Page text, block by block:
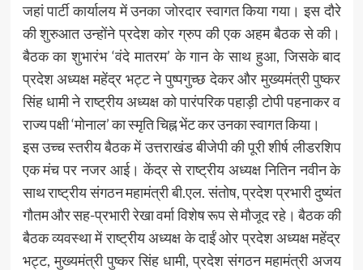
जहां पार्टी कार्यालय में उनका जोरदार स्वागत किया गया। इस दौरे
की शुरुआत उन्होंने प्रदेश कोर ग्रुप की एक अहम बैठक से की।
बैठक का शुभारंभ ‘वंदे मातरम’ के गान के साथ हुआ, जिसके बाद
प्रदेश अध्यक्ष महेंद्र भट्ट ने पुष्पगुच्छ देकर और मुख्यमंत्री पुष्कर
सिंह धामी ने राष्ट्रीय अध्यक्ष को पारंपरिक पहाड़ी टोपी पहनाकर व
राज्य पक्षी ‘मोनाल’ का स्मृति चिह्न भेंट कर उनका स्वागत किया।
​इस उच्च स्तरीय बैठक में उत्तराखंड बीजेपी की पूरी शीर्ष लीडरशिप
एक मंच पर नजर आई। केंद्र से राष्ट्रीय अध्यक्ष नितिन नवीन के
साथ राष्ट्रीय संगठन महामंत्री बी.एल. संतोष, प्रदेश प्रभारी दुष्यंत
गौतम और सह-प्रभारी रेखा वर्मा विशेष रूप से मौजूद रहे। बैठक की
बैठक व्यवस्था में राष्ट्रीय अध्यक्ष के दाईं ओर प्रदेश अध्यक्ष महेंद्र
भट्ट, मुख्यमंत्री पुष्कर सिंह धामी, प्रदेश संगठन महामंत्री अजय